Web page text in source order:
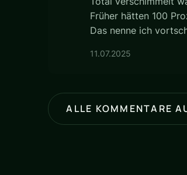
Früher hätten 100
Das nenne ich
11.07.2025
ALLE KOMMENTARE